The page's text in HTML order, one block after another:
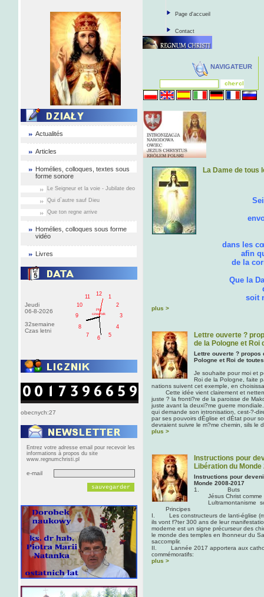
Actualités
Articles
Homélies, colloques, textes sous
forme sonore
Le Seigneur et la voie - Jubilate deo
Qui d`autre sauf Dieu
Que ton regne arrive
Homélies, colloques sous forme
vidéo
Livres
Jeudi
06-8-2026
32semaine
Czas letni
1
2
3
4
5
6
7
8
9
10
11
12
PM
czwartek
obecnych:27
Entrez votre adresse email pour recevoir les
informations à propos du site
www.regnumchristi.pl
e-mail
Page d'accueil
Contact
NAVIGATEUR
La Dame de tous
envoie á
dans les cœurs de
afin qu'ils
de la corruption,
Que la Dame de
qui fut un
soit notre
plus >
Lettre ouverte ?
de la Pologne et Roi
Lettre ouverte ? propos
Pologne et Roi de
Je souhaite pour moi et
Roi de la Pologne, faite
nations suivent cet exemple, en
Cette idée vient clairement et
juste ? la fronti?re de la paroisse de
juste avant la deuxi?me guerre
qui demande son intronisation, cest-?-
par ses pouvoirs dÉglise et dÉtat pour
devraient suivre le m?me chemin, sils le
plus >
Instructions pour
Libération du Monde
Instructions pour
Monde 2008-2017
1. Buts
Jésus Christ comme
Lultramontanisme
Principes
I. Les constructeurs de lanti-église
ils vont f?ter 300 ans de leur
moderne est un signe précurseur des
le monde des temples en lhonneur du
saccomplir.
II. Lannée 2017 apportera aux
commémoratifs:
plus >